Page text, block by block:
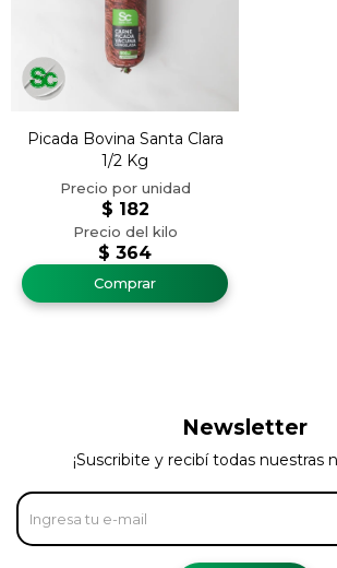
Picada Bovina Santa Clara
1/2 Kg
$ 364
$ 182
Newsletter
¡Suscribite y recibí todas nuestras